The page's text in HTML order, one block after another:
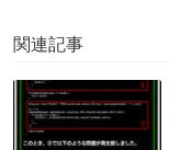
関連記事